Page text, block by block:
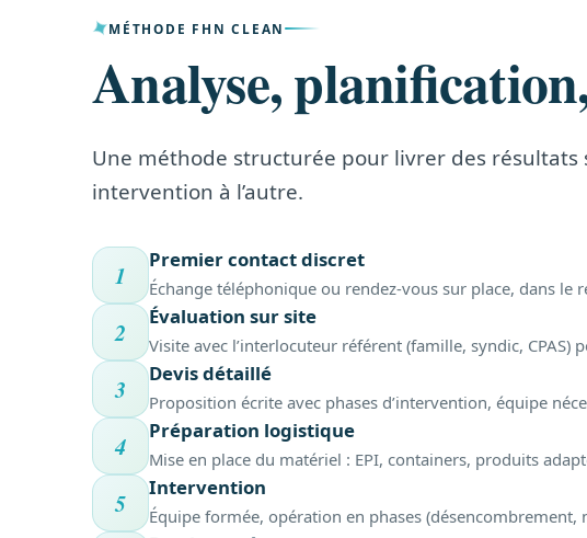
MÉTHODE FHN CLEAN
Analyse,
Une méthode structurée pour livrer des résultats
intervention à l’autre.
1
Premier contact discret
Échange téléphonique ou rendez-vous sur place, dans le
2
Évaluation sur site
Visite avec l’interlocuteur référent (famille, syndic,
3
Devis détaillé
Proposition écrite avec phases d’intervention, équipe
4
Préparation logistique
Mise en place du matériel : EPI, containers, produits
5
Intervention
Équipe formée, opération en phases